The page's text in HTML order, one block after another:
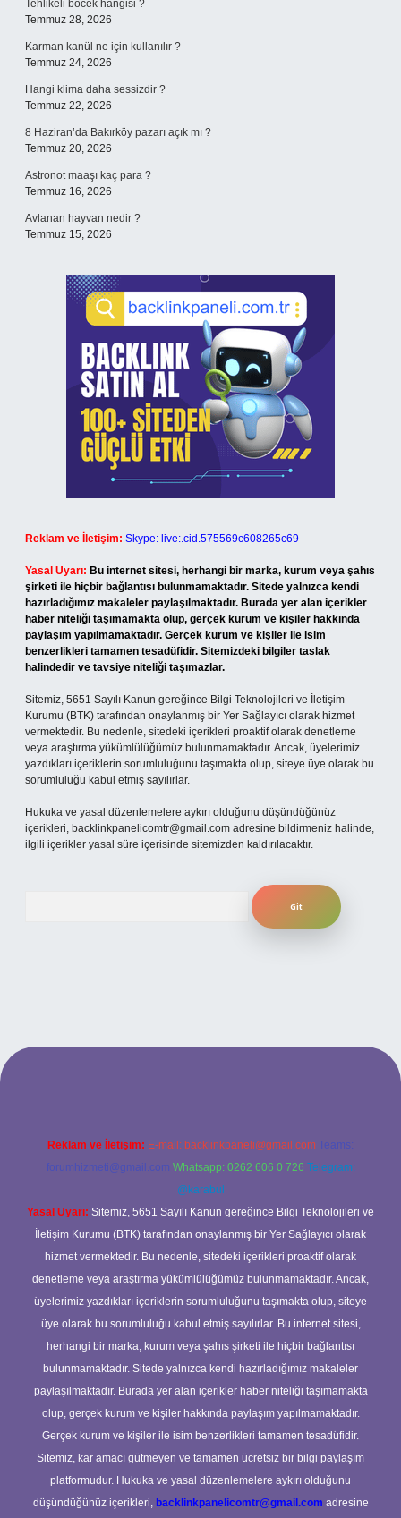
Tehlikeli böcek hangisi ?
Temmuz 28, 2026
Karman kanül ne için kullanılır ?
Temmuz 24, 2026
Hangi klima daha sessizdir ?
Temmuz 22, 2026
8 Haziran’da Bakırköy pazarı açık mı ?
Temmuz 20, 2026
Astronot maaşı kaç para ?
Temmuz 16, 2026
Avlanan hayvan nedir ?
Temmuz 15, 2026
Reklam ve İletişim: Skype: live:.cid.575569c608265c69
Yasal Uyarı: Bu internet sitesi, herhangi bir marka, kurum veya şahıs
şirketi ile hiçbir bağlantısı bulunmamaktadır. Sitede yalnızca kendi
hazırladığımız makaleler paylaşılmaktadır. Burada yer alan içerikler
haber niteliği taşımamakta olup, gerçek kurum ve kişiler hakkında
paylaşım yapılmamaktadır. Gerçek kurum ve kişiler ile isim
benzerlikleri tamamen tesadüfidir. Sitemizdeki bilgiler taslak
halindedir ve tavsiye niteliği taşımazlar.
Sitemiz, 5651 Sayılı Kanun gereğince Bilgi Teknolojileri ve İletişim
Kurumu (BTK) tarafından onaylanmış bir Yer Sağlayıcı olarak hizmet
vermektedir. Bu nedenle, sitedeki içerikleri proaktif olarak denetleme
veya araştırma yükümlülüğümüz bulunmamaktadır. Ancak, üyelerimiz
yazdıkları içeriklerin sorumluluğunu taşımakta olup, siteye üye olarak bu
sorumluluğu kabul etmiş sayılırlar.
Hukuka ve yasal düzenlemelere aykırı olduğunu düşündüğünüz
içerikleri, backlinkpanelicomtr@gmail.com adresine bildirmeniz halinde,
ilgili içerikler yasal süre içerisinde sitemizden kaldırılacaktır.
betexper güncel giriş
Reklam ve İletişim: E-mail: backlinkpaneli@gmail.com Teams:
forumhizmeti@gmail.com Whatsapp: 0262 606 0 726 Telegram:
@karabul
Yasal Uyarı: Sitemiz, 5651 Sayılı Kanun gereğince Bilgi Teknolojileri ve
İletişim Kurumu (BTK) tarafından onaylanmış bir Yer Sağlayıcı olarak
hizmet vermektedir. Bu nedenle, sitedeki içerikleri proaktif olarak
denetleme veya araştırma yükümlülüğümüz bulunmamaktadır. Ancak,
üyelerimiz yazdıkları içeriklerin sorumluluğunu taşımakta olup, siteye
üye olarak bu sorumluluğu kabul etmiş sayılırlar. Bu internet sitesi,
herhangi bir marka, kurum veya şahıs şirketi ile hiçbir bağlantısı
bulunmamaktadır. Sitede yalnızca kendi hazırladığımız makaleler
paylaşılmaktadır. Burada yer alan içerikler haber niteliği taşımamakta
olup, gerçek kurum ve kişiler hakkında paylaşım yapılmamaktadır.
Gerçek kurum ve kişiler ile isim benzerlikleri tamamen tesadüfidir.
Sitemiz, kar amacı gütmeyen ve tamamen ücretsiz bir bilgi paylaşım
platformudur. Hukuka ve yasal düzenlemelere aykırı olduğunu
düşündüğünüz içerikleri, backlinkpanelicomtr@gmail.com adresine